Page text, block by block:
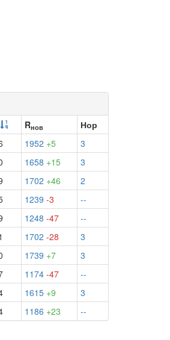
Rнов
Нор
1952 +5
3
1658 +15
3
1702 +46
2
1239 -3
--
1248 -47
--
1702 -28
3
1739 +7
3
1174 -47
--
1615 +9
3
1186 +23 --